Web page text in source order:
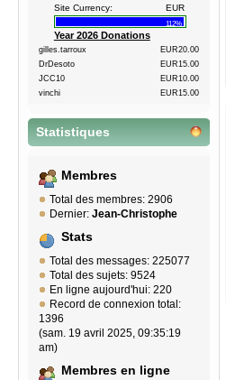
Site Currency:
EUR
112%
Year 2026 Donations
gilles.tarroux
EUR20.00
DrDesoto
EUR15.00
JCC10
EUR10.00
vinchi
EUR15.00
Statistiques
Membres
Total des membres: 2906
Dernier: Jean-Christophe
Stats
Total des messages: 225077
Total des sujets: 9524
En ligne aujourd'hui: 220
Record de connexion total:
1396
(sam. 19 avril 2025, 09:35:19
am)
Membres en ligne